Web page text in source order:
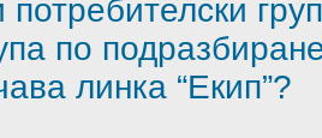
по
линка “Екип”?